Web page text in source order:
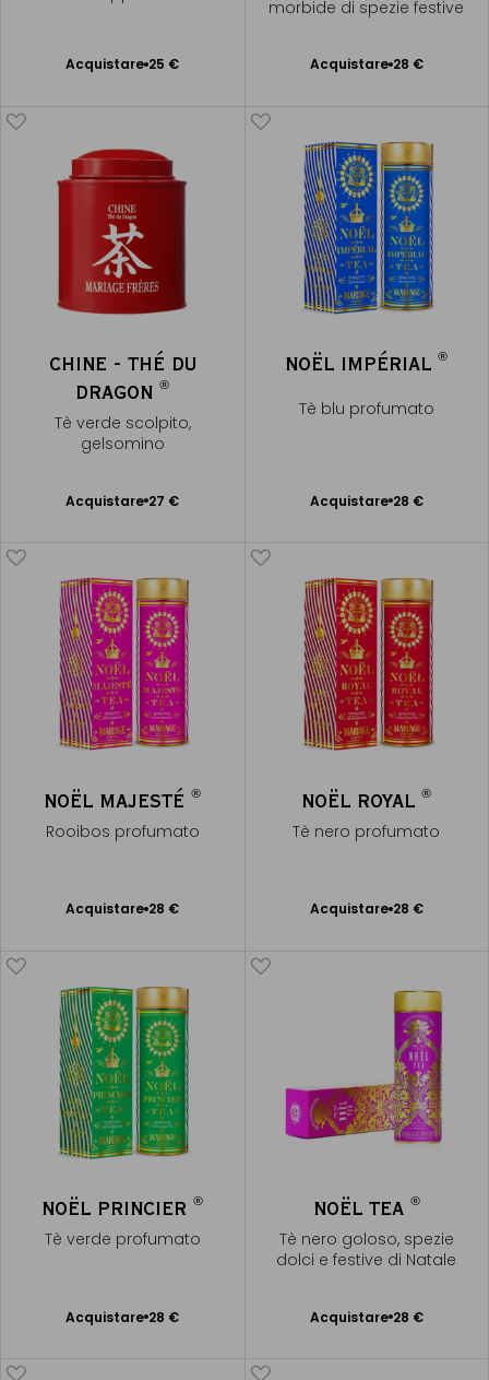
Acquistare 25 €
Aggiungere
morbide di spezie festive
Acquistare 28 €
Aggiungere
CHINE - THÉ DU
DRAGON®
Tè verde scolpito,
gelsomino
Acquistare 27 €
Aggiungere
NOËL IMPÉRIAL®
Tè blu profumato
Acquistare 28 €
Aggiungere
NOËL MAJESTÉ®
Rooibos profumato
Acquistare 28 €
Aggiungere
NOËL ROYAL®
Tè nero profumato
Acquistare 28 €
Aggiungere
NOËL PRINCIER®
Tè verde profumato
Acquistare 28 €
Aggiungere
NOËL TEA ®
Tè nero goloso, spezie
dolci e festive di Natale
Acquistare 28 €
Aggiungere